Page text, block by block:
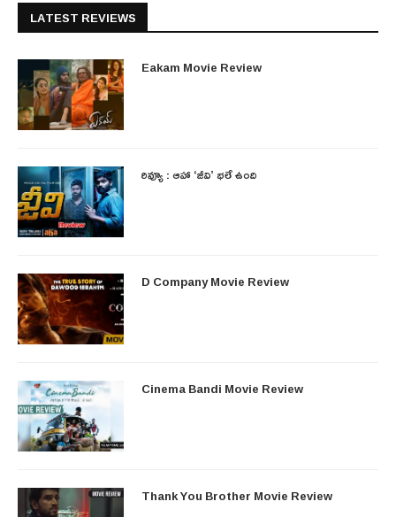
LATEST REVIEWS
Eakam Movie Review
రివ్యూ : ఆహా ‘జీవి’ భలే ఉంది
D Company Movie Review
Cinema Bandi Movie Review
Thank You Brother Movie Review